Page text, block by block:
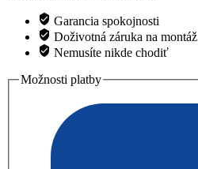
Garancia spokojnosti
Doživotná záruka na montáž
Nemusíte nikde chodiť
Možnosti platby